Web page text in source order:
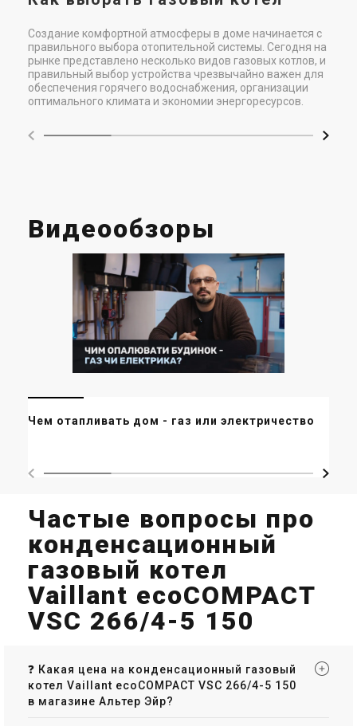
Создание комфортной атмосферы в доме начинается с
правильного выбора отопительной системы. Сегодня на
рынке представлено несколько видов газовых котлов, и
правильный выбор устройства чрезвычайно важен для
обеспечения горячего водоснабжения, организации
оптимального климата и экономии энергоресурсов.
Видеообзоры
Чем отапливать дом - газ или электричество?
Частые вопросы про
конденсационный
газовый котел
Vaillant ecoCOMPACT
VSC 266/4-5 150
❓ Какая цена на конденсационный газовый
котел Vaillant ecoCOMPACT VSC 266/4-5 150
в магазине Альтер Эйр?